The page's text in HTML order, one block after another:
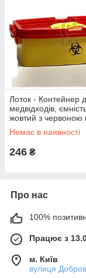
Лоток - Контейнер
медвідходів,
жовтий з червоною
Немає в наявності
246 ₴
Про нас
100%
Працює з
м. Київ
вулиця